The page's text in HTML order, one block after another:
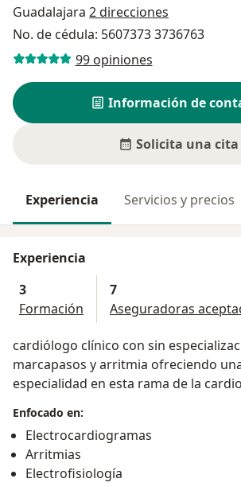
Guadalajara 2 direcciones
No. de cédula: 5607373 3736763
99 opiniones
Información de
Solicita una cita
Experiencia Servicios y precios
Experiencia
3
Formación
7
Aseguradoras
cardiólogo clínico con sin
marcapasos y arritmia ofreciendo
especialidad en esta rama de la
Enfocado en:
Electrocardiogramas
Arritmias
Electrofisiología